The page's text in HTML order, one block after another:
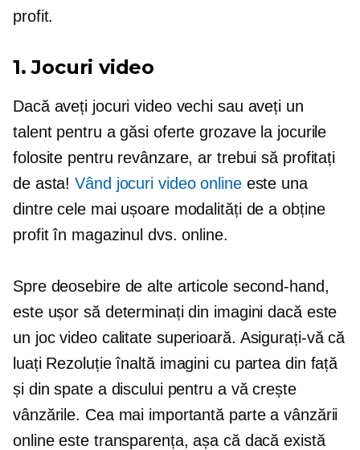
profit.
1. Jocuri video
Dacă aveți jocuri video vechi sau aveți un
talent pentru a găsi oferte grozave la jocurile
folosite pentru revânzare, ar trebui să profitați
de asta!Vând jocuri video onlineeste una
dintre cele mai ușoare modalități de a obține
profit în magazinul dvs. online.
Spre deosebire de alte articole second-hand,
este ușor să determinați din imagini dacă este
un joc video calitate superioară. Asigurați-vă că
luați Rezoluție înaltăimagini cu partea din față
și din spate a discului pentru a vă crește
vânzările. Cea mai importantă parte a vânzării
online este transparența, așa că dacă există